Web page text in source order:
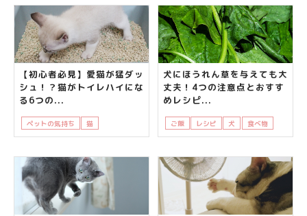
【初心者必見】愛猫が猛ダッ
シュ！？猫がトイレハイにな
る6つの...
ペットの気持ち 猫
犬にほうれん草を与えても大
丈夫！4つの注意点とおすす
めレシピ...
ご飯 レシピ 犬 食べ物